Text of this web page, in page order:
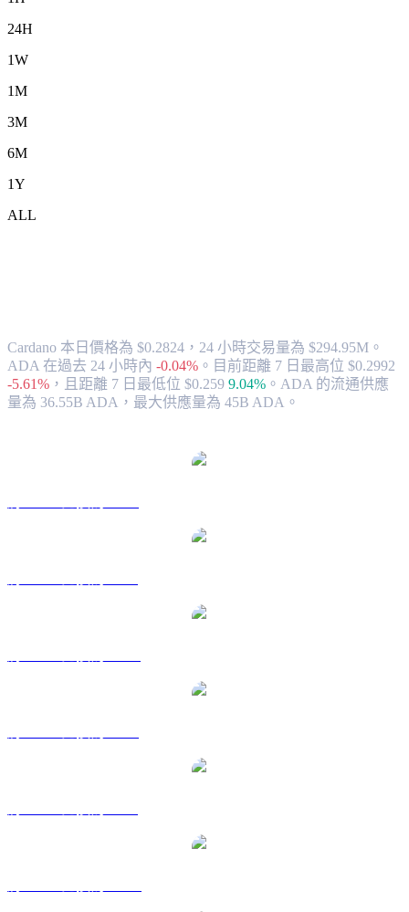
24H
1W
1M
3M
6M
1Y
ALL
Cardano 本日價格為 $0.2824，24 小時交易量為 $294.95M。
ADA 在過去 24 小時內 -0.04% 。 目前距離 7 日最高位 $0.2992
-5.61% ， 且距離 7 日最低位 $0.259 9.04% 。 ADA 的流通供應
量為 36.55B ADA，最大供應量為 45B ADA。